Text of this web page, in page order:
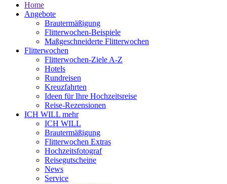
Home
Angebote
Brautermäßigung
Flitterwochen-Beispiele
Maßgeschneiderte Flitterwochen
Flitterwochen
Flitterwochen-Ziele A-Z
Hotels
Rundreisen
Kreuzfahrten
Ideen für Ihre Hochzeitsreise
Reise-Rezensionen
ICH WILL mehr
ICH WILL
Brautermäßigung
Flitterwochen Extras
Hochzeitsfotograf
Reisegutscheine
News
Service